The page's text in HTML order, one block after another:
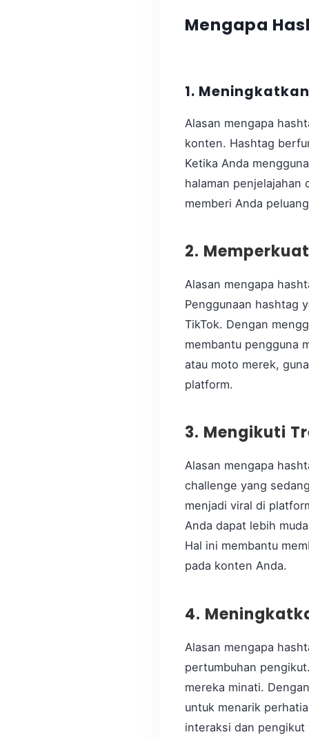
Mengapa
1.
Alasan mengapa
konten. Hashtag
Ketika Anda
halaman
memberi Anda
2.
Alasan mengapa
Penggunaan hashtag
TikTok. Dengan
membantu pengguna
atau moto merek,
platform.
3. Mengikuti
Alasan mengapa
challenge yang
menjadi viral di
Anda dapat lebih
Hal ini membantu
pada konten Anda.
4.
Alasan mengapa
pertumbuhan
mereka minati.
untuk menarik
interaksi dan